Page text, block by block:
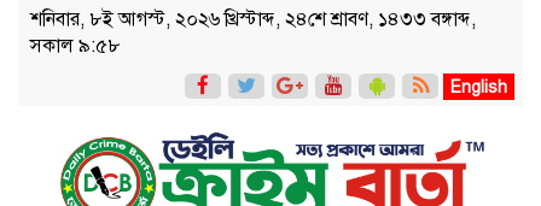
শনিবার, ৮ই আগস্ট, ২০২৬ খ্রিস্টাব্দ, ২৪শে শ্রাবণ, ১৪৩৩ বঙ্গাব্দ,
সকাল ৯:৫৮
English